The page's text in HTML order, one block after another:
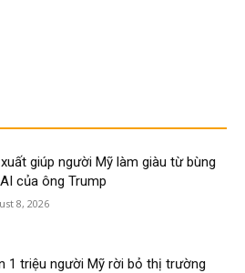
giúp người Mỹ làm giàu từ bùng
của ông Trump
8, 2026
1 triệu người Mỹ rời bỏ thị trường